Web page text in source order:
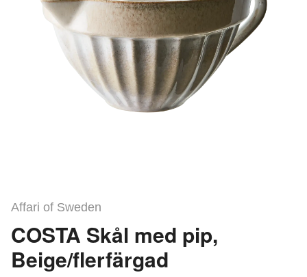
Affari of Sweden
COSTA Skål med pip,
Beige/flerfärgad